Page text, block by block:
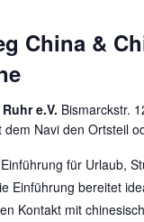
China &
e.V. Bismarckstr.
Navi den Ortsteil
für Urlaub,
Einführung bereitet
Kontakt mit